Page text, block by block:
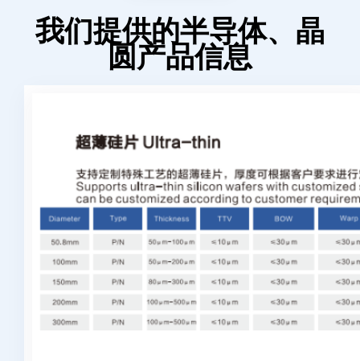
我们提供的半导体、晶
圆产品信息